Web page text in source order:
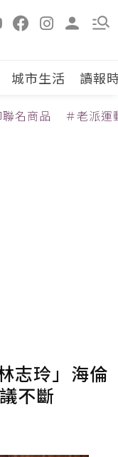
城市生活 讀報
名商品 ＃老派運
志玲」海倫
不斷